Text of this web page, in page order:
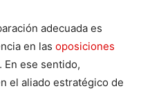
adecuada es
en las oposiciones
En ese sentido,
el aliado estratégico de